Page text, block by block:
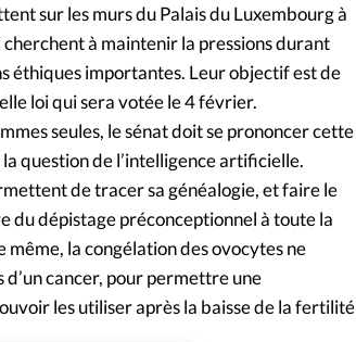
sur les murs du Palais du Luxembourg à
à maintenir la pressions durant
éthiques importantes. Leur objectif est de
loi qui sera votée le 4 février.
seules, le sénat doit se prononcer cette
question de l’intelligence artificielle.
de tracer sa généalogie, et faire le
du dépistage préconceptionnel à toute la
même, la congélation des ovocytes ne
d’un cancer, pour permettre une
les utiliser après la baisse de la fertilité